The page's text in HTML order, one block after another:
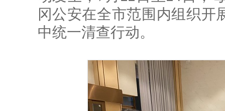
冈公安在全市范围内组织开
中统一清查行动。